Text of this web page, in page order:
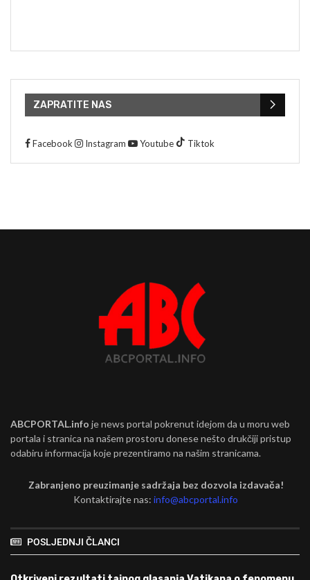
ZAPRATITE NAS
Facebook Instagram Youtube Tiktok
ABCPORTAL.info je news portal pokrenut idejom da u moru web
portala i stranica na našem prostoru donese nešto drukčiji pristup
odabiru informacija koje prezentiramo na našim stranicama.
Zabranjeno preuzimanje sadržaja bez dozvola izdavača!
Kontaktirajte nas:info@abcportal.info
POSLJEDNJI ČLANCI